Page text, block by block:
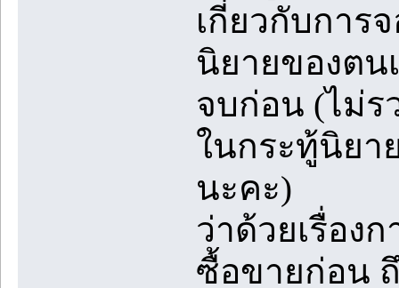
เกี่ยวกับการ
นิยายของตน
จบก่อน (ไม่ร
ในกระทู้นิยา
นะคะ)
ว่าด้วยเรื่อง
ซื้อขายก่อน